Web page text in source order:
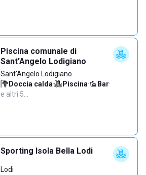
Piscina comunale di
Sant'Angelo Lodigiano
Sant'Angelo Lodigiano
Doccia calda· Piscina· Bar·
e altri 5…
Sporting Isola Bella Lodi
Lodi